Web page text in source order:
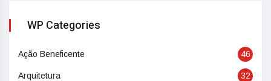
WP Categories
Ação Beneficente 46
Arquitetura 32